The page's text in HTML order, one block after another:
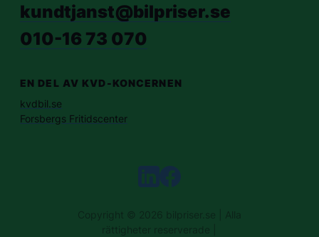
kundtjanst@bilpriser.se
010-16 73 070
EN DEL AV KVD-KONCERNEN
kvdbil.se
Forsbergs Fritidscenter
Copyright © 2026 bilpriser.se | Alla
rättigheter reserverade |